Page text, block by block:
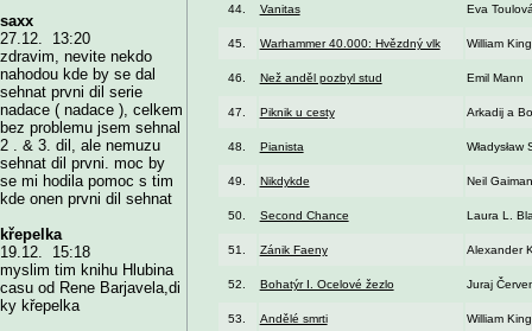
44. Vanitas Eva
45. Warhammer 40.000: Hvězdný vlk William King
46. Než anděl pozbyl stud Emil Mann
47. Piknik u cesty Arkadij a
48. Pianista Władysław
49. Nikdykde Neil Gaiman
50. Second Chance Laura L.
51. Zánik Faeny Alexander
52. Bohatýr I. Ocelové žezlo Juraj
53. Andělé smrti William King
saxx
27.12. 13:20
zdravim, nevite nekdo
nahodou kde by se dal
sehnat prvni dil serie
nadace ( nadace ), celkem
bez problemu jsem sehnal
2 . & 3. dil, ale nemuzu
sehnat dil prvni. moc by
se mi hodila pomoc s tim
kde onen prvni dil sehnat
křepelka
19.12. 15:18
myslim tim knihu Hlubina
casu od Rene Barjavela,di
ky křepelka